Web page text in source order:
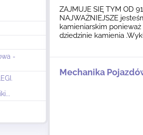
-
ZAJMUJE SIĘ TYM OD
NAJWAŻNIEJSZE
kamieniarskim
dziedzinie kamienia
Mechanika